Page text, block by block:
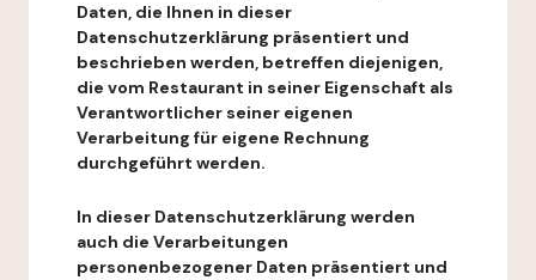
Daten, die Ihnen in dieser
Datenschutzerklärung präsentiert und
beschrieben werden, betreffen diejenigen,
die vom Restaurant in seiner Eigenschaft als
Verantwortlicher seiner eigenen
Verarbeitung für eigene Rechnung
durchgeführt werden.
In dieser Datenschutzerklärung werden
auch die Verarbeitungen
personenbezogener Daten präsentiert und